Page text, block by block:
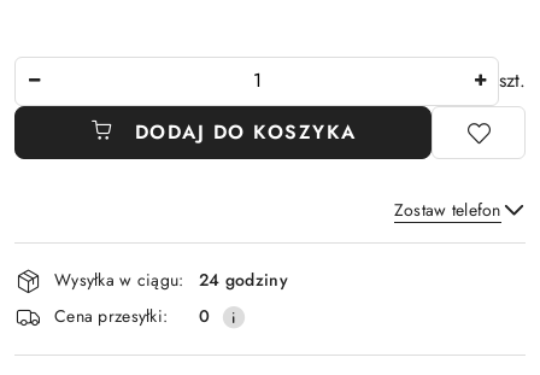
szt.
DODAJ DO KOSZYKA
Zostaw telefon
Wyślij
Dostępność
i
dostawa
Wysyłka w ciągu:
24 godziny
Cena przesyłki:
0